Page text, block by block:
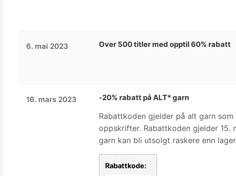
6. mai 2023 Over 500 titler med opptil 60% rabatt
16. mars 2023 -20% rabatt på ALT* garn
Rabattkoden gjelder på alt garn
oppskrifter. Rabattkoden gjelder
garn kan bli utsolgt raskere enn
Rabattkode: